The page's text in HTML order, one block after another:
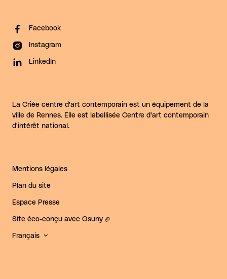
Facebook
Instagram
LinkedIn
La Criée centre d'art contemporain est un équipement de la
ville de Rennes. Elle est labellisée Centre d'art contemporain
d'intérêt national.
Mentions légales
Plan du site
Espace Presse
Site éco-conçu avec Osuny
Français